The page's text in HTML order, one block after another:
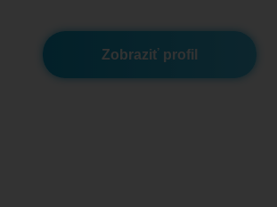
Zobraziť profil